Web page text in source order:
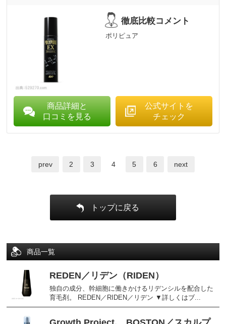
ポリピュア
商品詳細と
口コミを見る
公式サイトを
チェック
prev 2 3 4 5 6 next
トップに戻る
商品一覧
REDEN／リデン（RIDEN）
独自の成分、幹細胞に働きかけるリデンシルを配合した
育毛剤。 REDEN／RIDEN／リデン ▼詳しくはブ...